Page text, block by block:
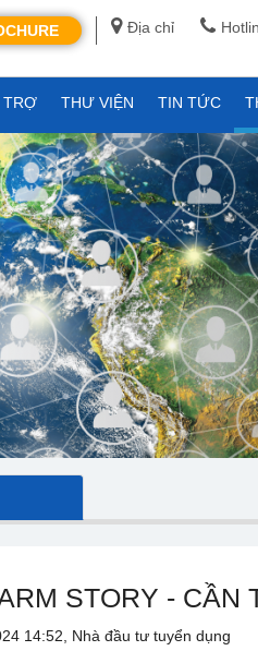
Địa chỉ
TRỢ THƯ VIỆN TIN TỨC
STORY - CẦN
14:52, Nhà đầu tư tuyển dụng